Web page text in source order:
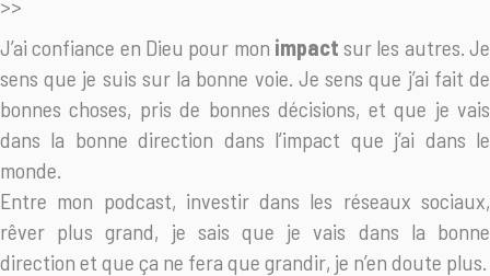
>>
J’ai confiance en Dieu pour mon impact sur les autres. Je
sens que je suis sur la bonne voie. Je sens que j’ai fait de
bonnes choses, pris de bonnes décisions, et que je vais
dans la bonne direction dans l’impact que j’ai dans le
monde.
Entre mon podcast, investir dans les réseaux sociaux,
rêver plus grand, je sais que je vais dans la bonne
direction et que ça ne fera que grandir, je n’en doute plus.